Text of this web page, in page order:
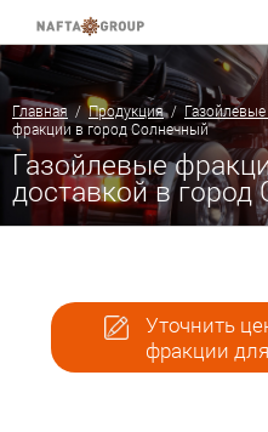
Главная /Продукция/
фракции в город Солнечный
Газойлевые
доставкой в
Уточнить
фракции